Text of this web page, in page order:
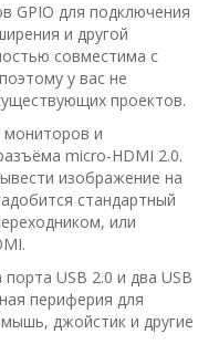
GPIO для подключения
и другой
совместима с
у вас не
проектов.
мониторов и
micro-HDMI 2.0.
изображение на
стандартный
или
USB 2.0 и два USB
периферия для
джойстик и другие